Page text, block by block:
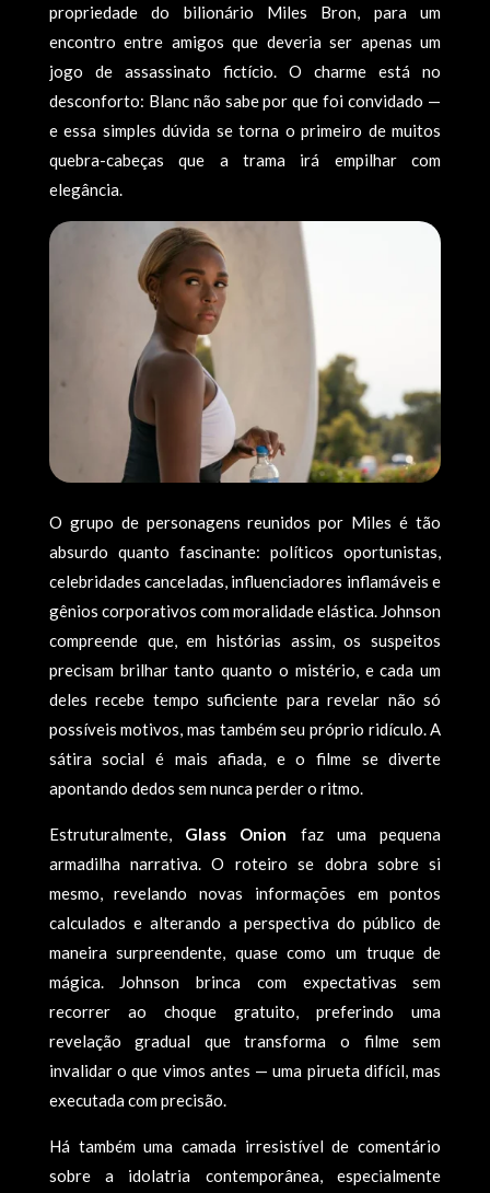
propriedade do bilionário Miles Bron, para um
encontro entre amigos que deveria ser apenas um
jogo de assassinato fictício. O charme está no
desconforto: Blanc não sabe por que foi convidado —
e essa simples dúvida se torna o primeiro de muitos
quebra-cabeças que a trama irá empilhar com
elegância.
O grupo de personagens reunidos por Miles é tão
absurdo quanto fascinante: políticos oportunistas,
celebridades canceladas, influenciadores inflamáveis e
gênios corporativos com moralidade elástica. Johnson
compreende que, em histórias assim, os suspeitos
precisam brilhar tanto quanto o mistério, e cada um
deles recebe tempo suficiente para revelar não só
possíveis motivos, mas também seu próprio ridículo. A
sátira social é mais afiada, e o filme se diverte
apontando dedos sem nunca perder o ritmo.
Estruturalmente, Glass Onion faz uma pequena
armadilha narrativa. O roteiro se dobra sobre si
mesmo, revelando novas informações em pontos
calculados e alterando a perspectiva do público de
maneira surpreendente, quase como um truque de
mágica. Johnson brinca com expectativas sem
recorrer ao choque gratuito, preferindo uma
revelação gradual que transforma o filme sem
invalidar o que vimos antes — uma pirueta difícil, mas
executada com precisão.
Há também uma camada irresistível de comentário
sobre a idolatria contemporânea, especialmente